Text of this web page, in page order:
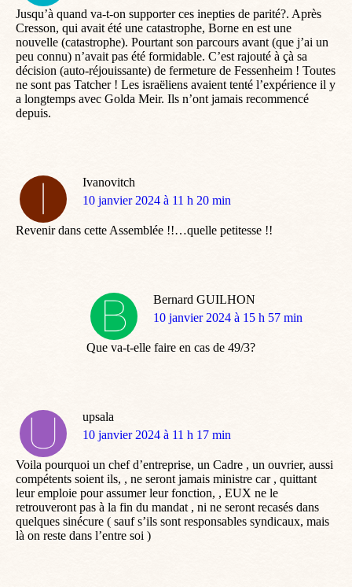
Jusqu’à quand va-t-on supporter ces inepties de parité?. Après
Cresson, qui avait été une catastrophe, Borne en est une
nouvelle (catastrophe). Pourtant son parcours avant (que j’ai un
peu connu) n’avait pas été formidable. C’est rajouté à çà sa
décision (auto-réjouissante) de fermeture de Fessenheim ! Toutes
ne sont pas Tatcher ! Les israëliens avaient tenté l’expérience il y
a longtemps avec Golda Meir. Ils n’ont jamais recommencé
depuis.
Ivanovitch
dit
10 janvier 2024 à 11 h 20 min
Revenir dans cette Assemblée !!…quelle petitesse !!
Bernard GUILHON
dit
10 janvier 2024 à 15 h 57 min
Que va-t-elle faire en cas de 49/3?
upsala
dit
10 janvier 2024 à 11 h 17 min
Voila pourquoi un chef d’entreprise, un Cadre , un ouvrier, aussi
compétents soient ils, , ne seront jamais ministre car , quittant
leur emploie pour assumer leur fonction, , EUX ne le
retrouveront pas à la fin du mandat , ni ne seront recasés dans
quelques sinécure ( sauf s’ils sont responsables syndicaux, mais
là on reste dans l’entre soi )